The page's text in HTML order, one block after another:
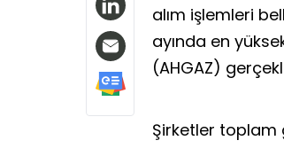
alım işlemleri
ayında en
(AHGAZ)
Şirketler toplam